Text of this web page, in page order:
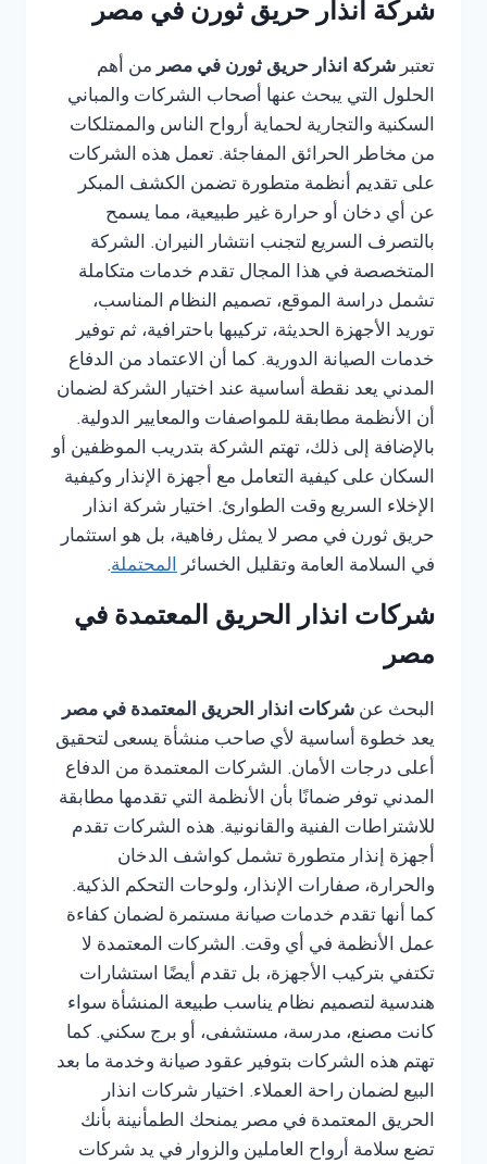
شركة انذار حريق ثورن في مصر
تعتبر شركة انذار حريق ثورن في مصر من أهم
الحلول التي يبحث عنها أصحاب الشركات والمباني
السكنية والتجارية لحماية أرواح الناس والممتلكات
من مخاطر الحرائق المفاجئة. تعمل هذه الشركات
على تقديم أنظمة متطورة تضمن الكشف المبكر
عن أي دخان أو حرارة غير طبيعية، مما يسمح
بالتصرف السريع لتجنب انتشار النيران. الشركة
المتخصصة في هذا المجال تقدم خدمات متكاملة
تشمل دراسة الموقع، تصميم النظام المناسب،
توريد الأجهزة الحديثة، تركيبها باحترافية، ثم توفير
خدمات الصيانة الدورية. كما أن الاعتماد من الدفاع
المدني يعد نقطة أساسية عند اختيار الشركة لضمان
أن الأنظمة مطابقة للمواصفات والمعايير الدولية.
بالإضافة إلى ذلك، تهتم الشركة بتدريب الموظفين أو
السكان على كيفية التعامل مع أجهزة الإنذار وكيفية
الإخلاء السريع وقت الطوارئ. اختيار شركة انذار
حريق ثورن في مصر لا يمثل رفاهية، بل هو استثمار
في السلامة العامة وتقليل الخسائر المحتملة.
شركات انذار الحريق المعتمدة في
مصر
البحث عن شركات انذار الحريق المعتمدة في مصر
يعد خطوة أساسية لأي صاحب منشأة يسعى لتحقيق
أعلى درجات الأمان. الشركات المعتمدة من الدفاع
المدني توفر ضمانًا بأن الأنظمة التي تقدمها مطابقة
للاشتراطات الفنية والقانونية. هذه الشركات تقدم
أجهزة إنذار متطورة تشمل كواشف الدخان
والحرارة، صفارات الإنذار، ولوحات التحكم الذكية.
كما أنها تقدم خدمات صيانة مستمرة لضمان كفاءة
عمل الأنظمة في أي وقت. الشركات المعتمدة لا
تكتفي بتركيب الأجهزة، بل تقدم أيضًا استشارات
هندسية لتصميم نظام يناسب طبيعة المنشأة سواء
كانت مصنع، مدرسة، مستشفى، أو برج سكني. كما
تهتم هذه الشركات بتوفير عقود صيانة وخدمة ما بعد
البيع لضمان راحة العملاء. اختيار شركات انذار
الحريق المعتمدة في مصر يمنحك الطمأنينة بأنك
تضع سلامة أرواح العاملين والزوار في يد شركات